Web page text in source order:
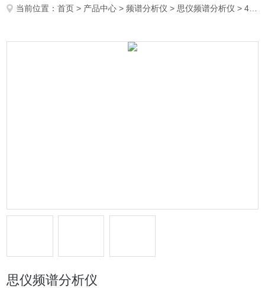
当前位置：首页 > 产品中心 >频谱分析仪 > 思仪频谱分析仪 > 4052G思仪频谱分析仪
思仪频谱分析仪